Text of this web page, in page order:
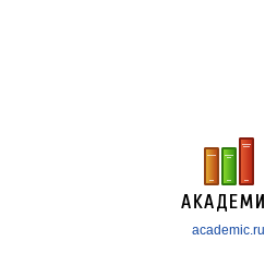
academic.ru